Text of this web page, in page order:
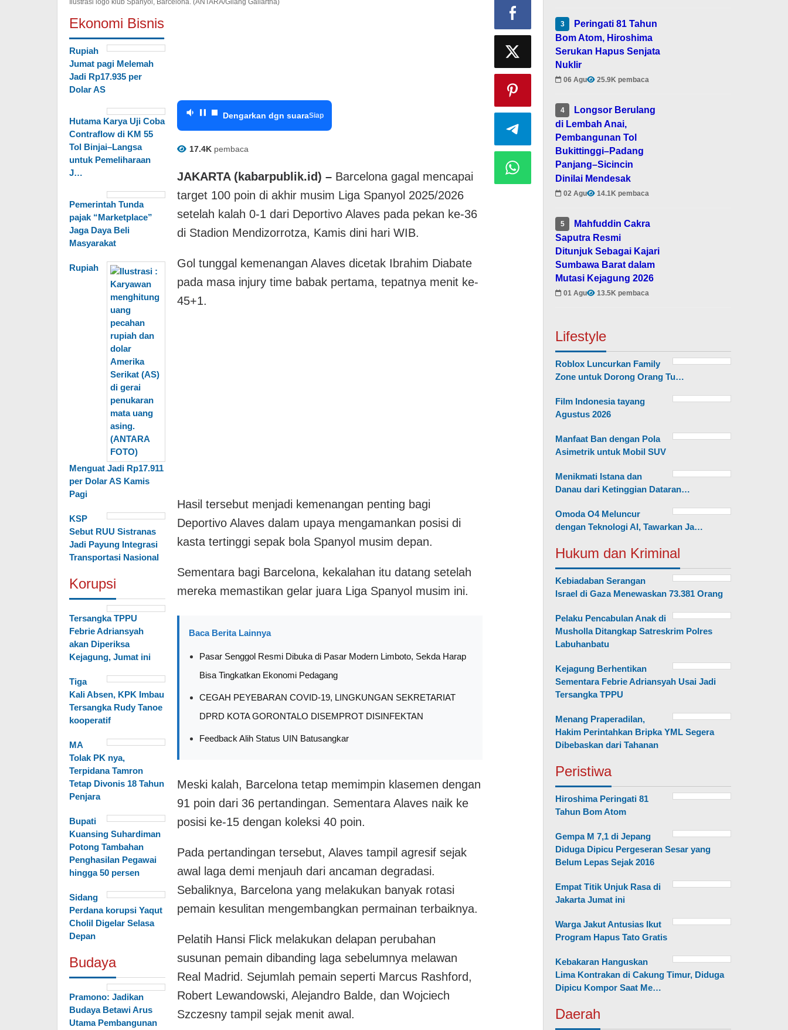
Ilustrasi logo klub Spanyol, Barcelona. (ANTARA/Gilang Galiartha)
Ekonomi Bisnis
Rupiah
Jumat pagi Melemah
Jadi Rp17.935 per
Dolar AS
Hutama Karya Uji Coba
Contraflow di KM 55
Tol Binjai–Langsa
untuk Pemeliharaan
J…
Pemerintah Tunda
pajak “Marketplace”
Jaga Daya Beli
Masyarakat
Rupiah
Menguat Jadi Rp17.911
per Dolar AS Kamis
Pagi
KSP
Sebut RUU Sistranas
Jadi Payung Integrasi
Transportasi Nasional
Korupsi
Tersangka TPPU
Febrie Adriansyah
akan Diperiksa
Kejagung, Jumat ini
Tiga
Kali Absen, KPK Imbau
Tersangka Rudy Tanoe
kooperatif
MA
Tolak PK nya,
Terpidana Tamron
Tetap Divonis 18 Tahun
Penjara
Bupati
Kuansing Suhardiman
Potong Tambahan
Penghasilan Pegawai
hingga 50 persen
Sidang
Perdana korupsi Yaqut
Cholil Digelar Selasa
Depan
Budaya
Pramono: Jadikan
Budaya Betawi Arus
Utama Pembangunan
Dengarkan dgn suaraSiap
17.4Kpembaca
JAKARTA (kabarpublik.id) –Barcelona gagal mencapai
target 100 poin di akhir musim Liga Spanyol 2025/2026
setelah kalah 0-1 dari Deportivo Alaves pada pekan ke-36
di Stadion Mendizorrotza, Kamis dini hari WIB.
Gol tunggal kemenangan Alaves dicetak Ibrahim Diabate
pada masa injury time babak pertama, tepatnya menit ke-
45+1.
Hasil tersebut menjadi kemenangan penting bagi
Deportivo Alaves dalam upaya mengamankan posisi di
kasta tertinggi sepak bola Spanyol musim depan.
Sementara bagi Barcelona, kekalahan itu datang setelah
mereka memastikan gelar juara Liga Spanyol musim ini.
Baca Berita Lainnya
Pasar Senggol Resmi Dibuka di Pasar Modern Limboto, Sekda Harap
Bisa Tingkatkan Ekonomi Pedagang
CEGAH PEYEBARAN COVID-19, LINGKUNGAN SEKRETARIAT
DPRD KOTA GORONTALO DISEMPROT DISINFEKTAN
Feedback Alih Status UIN Batusangkar
Meski kalah, Barcelona tetap memimpin klasemen dengan
91 poin dari 36 pertandingan. Sementara Alaves naik ke
posisi ke-15 dengan koleksi 40 poin.
Pada pertandingan tersebut, Alaves tampil agresif sejak
awal laga demi menjauh dari ancaman degradasi.
Sebaliknya, Barcelona yang melakukan banyak rotasi
pemain kesulitan mengembangkan permainan terbaiknya.
Pelatih Hansi Flick melakukan delapan perubahan
susunan pemain dibanding laga sebelumnya melawan
Real Madrid. Sejumlah pemain seperti Marcus Rashford,
Robert Lewandowski, Alejandro Balde, dan Wojciech
Szczesny tampil sejak menit awal.
3
Peringati 81 Tahun
Bom Atom, Hiroshima
Serukan Hapus Senjata
Nuklir
06 Agu 25.9K pembaca
4
Longsor Berulang
di Lembah Anai,
Pembangunan Tol
Bukittinggi–Padang
Panjang–Sicincin
Dinilai Mendesak
02 Agu 14.1K pembaca
5
Mahfuddin Cakra
Saputra Resmi
Ditunjuk Sebagai Kajari
Sumbawa Barat dalam
Mutasi Kejagung 2026
01 Agu 13.5K pembaca
Lifestyle
Roblox Luncurkan Family
Zone untuk Dorong Orang Tu…
Film Indonesia tayang
Agustus 2026
Manfaat Ban dengan Pola
Asimetrik untuk Mobil SUV
Menikmati Istana dan
Danau dari Ketinggian Dataran…
Omoda O4 Meluncur
dengan Teknologi AI, Tawarkan Ja…
Hukum dan Kriminal
Kebiadaban Serangan
Israel di Gaza Menewaskan 73.381 Orang
Pelaku Pencabulan Anak di
Musholla Ditangkap Satreskrim Polres
Labuhanbatu
Kejagung Berhentikan
Sementara Febrie Adriansyah Usai Jadi
Tersangka TPPU
Menang Praperadilan,
Hakim Perintahkan Bripka YML Segera
Dibebaskan dari Tahanan
Peristiwa
Hiroshima Peringati 81
Tahun Bom Atom
Gempa M 7,1 di Jepang
Diduga Dipicu Pergeseran Sesar yang
Belum Lepas Sejak 2016
Empat Titik Unjuk Rasa di
Jakarta Jumat ini
Warga Jakut Antusias Ikut
Program Hapus Tato Gratis
Kebakaran Hanguskan
Lima Kontrakan di Cakung Timur, Diduga
Dipicu Kompor Saat Me…
Daerah